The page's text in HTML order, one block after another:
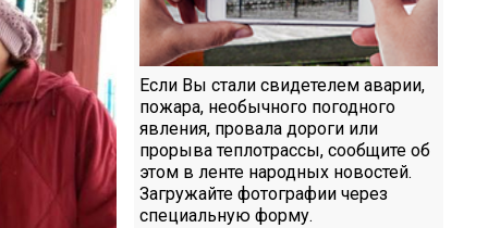
Если Вы стали свидетелем аварии,
пожара, необычного погодного
явления, провала дороги или
прорыва теплотрассы, сообщите об
этом в ленте народных новостей.
Загружайте фотографии через
специальную форму.